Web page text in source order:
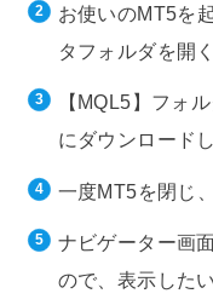
お使いのMT5を
タフォルダを開
【MQL5】フォ
にダウンロード
一度MT5を閉じ
ナビゲーター画
ので、表示した